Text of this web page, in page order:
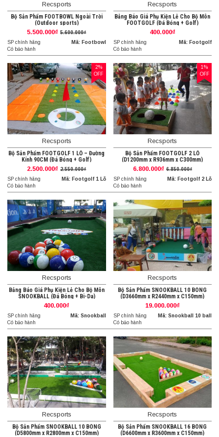
Recsports
Bộ Sản Phẩm FOOTBOWL Ngoài Trời
(Outdoor sports)
5.500.000₫ 5.600.000₫
SP chính hãng
Có bảo hành
Mã: Footbowl
Recsports
Bảng Báo Giá Phụ Kiện Lẻ Cho Bộ Môn
FOOTGOLF (Đá Bóng + Golf)
400.000₫
SP chính hãng
Có bảo hành
Mã: Footgolf
2%
OFF
Recsports
Bộ Sản Phẩm FOOTGOLF 1 LỖ – Đường
Kính 90CM (Đá Bóng + Golf)
2.500.000₫ 2.550.000₫
SP chính hãng
Có bảo hành
Mã: Footgolf 1 Lỗ
1%
OFF
Recsports
Bộ Sản Phẩm FOOTGOLF 2 LỖ
(D1200mm x R936mm x C300mm)
6.800.000₫ 6.850.000₫
SP chính hãng
Có bảo hành
Mã: Footgolf 2 Lỗ
Recsports
Bảng Báo Giá Phụ Kiện Lẻ Cho Bộ Môn
SNOOKBALL (Đá Bóng + Bi-Da)
400.000₫
SP chính hãng
Có bảo hành
Mã: Snookball
Recsports
Bộ Sản Phẩm SNOOKBALL 10 BÓNG
(D3660mm x R2440mm x C150mm)
19.000.000₫
SP chính hãng
Có bảo hành
Mã: Snookball 10 ball
Recsports
Bộ Sản Phẩm SNOOKBALL 10 BÓNG
(D5800mm x R2800mm x C150mm)
Recsports
Bộ Sản Phẩm SNOOKBALL 16 BÓNG
(D6600mm x R3600mm x C150mm)